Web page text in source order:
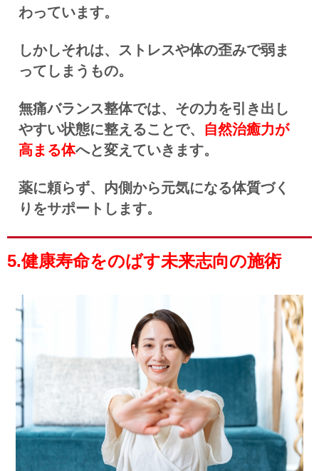
わっています。
しかしそれは、ストレスや体の歪みで弱ま
ってしまうもの。
無痛バランス整体では、その力を引き出し
やすい状態に整えることで、 自然治癒力が
高まる体へと変えていきます。
薬に頼らず、内側から元気になる体質づく
りをサポートします。
5.健康寿命をのばす未来志向の施術